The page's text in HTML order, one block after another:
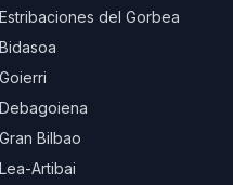
Estribaciones del Gorbea
Bidasoa
Goierri
Debagoiena
Gran Bilbao
Lea-Artibai